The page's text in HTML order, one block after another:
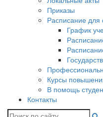
Приказы
Расписание
График
Курсы
В помощь
Контакты